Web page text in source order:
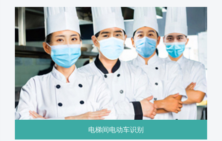
电梯间电动车识别